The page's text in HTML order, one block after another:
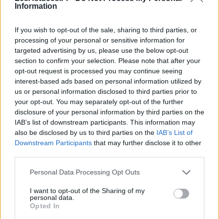
Information
If you wish to opt-out of the sale, sharing to third parties, or
processing of your personal or sensitive information for
targeted advertising by us, please use the below opt-out
section to confirm your selection. Please note that after your
opt-out request is processed you may continue seeing
interest-based ads based on personal information utilized by
us or personal information disclosed to third parties prior to
your opt-out. You may separately opt-out of the further
disclosure of your personal information by third parties on the
IAB’s list of downstream participants. This information may
also be disclosed by us to third parties on the IAB’s List of
Downstream Participants that may further disclose it to other
Personal Data Processing Opt Outs
I want to opt-out of the Sharing of my
personal data.
Opted In
vers ce qui doit être laissé derrière ou vers de
seront vos alliées.
Sagittaire
Votre soif d’aventure et de découverte est renforcée,
ce qui vous donne envie d’élargir vos horizons, qu’ils
soient physiques ou intellectuels. La journée favorise
l’ouverture d’esprit et la recherche de nouvelles
expériences. Faites cependant attention à ne pas
vous disperser, et privilégiez la cohérence dans vos
démarches. Un esprit positif vous accompagnera
dans vos échanges.
Capricorne
preuve de discipline et de persévérance. Vous
pourriez avoir envie de structurer vos projets ou de